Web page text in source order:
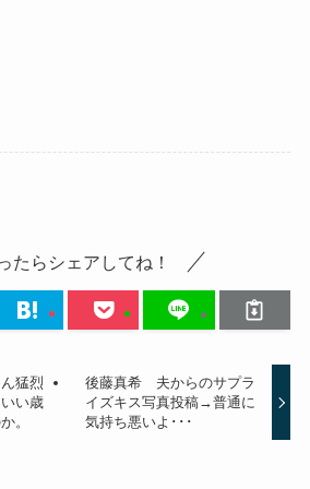
たらシェアしてね！
猛烈
い歳
。
後藤真希 夫からのサプラ
イズキス写真投稿→普通に
気持ち悪いよ･･･